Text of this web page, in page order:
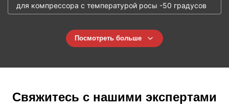
для компрессора с температурой росы -50 градусов
Посмотреть больше
Свяжитесь с нашими экспертами